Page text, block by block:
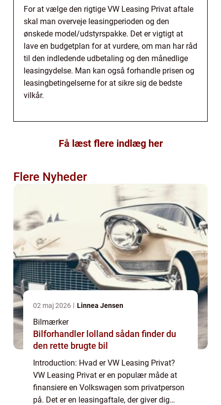
For at vælge den rigtige VW Leasing Privat aftale
skal man overveje leasingperioden og den
ønskede model/udstyrspakke. Det er vigtigt at
lave en budgetplan for at vurdere, om man har råd
til den indledende udbetaling og den månedlige
leasingydelse. Man kan også forhandle prisen og
leasingbetingelserne for at sikre sig de bedste
vilkår.
Få læst flere indlæg her
Flere Nyheder
02 maj 2026 Linnea Jensen
Bilmærker
Bilforhandler lolland sådan finder du
den rette brugte bil
Introduction: Hvad er VW Leasing Privat?
VW Leasing Privat er en populær måde at
finansiere en Volkswagen som privatperson
på. Det er en leasingaftale, der giver dig